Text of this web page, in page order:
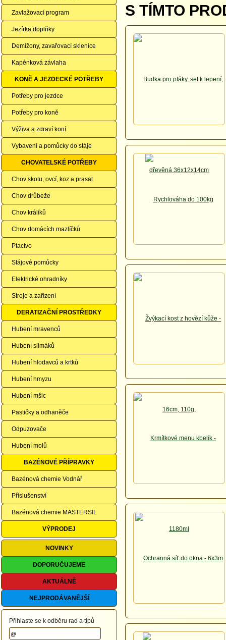
Zavlažovací program
Jezírka doplňky
Demižony, zavařovací sklenice
Kapénková závlaha
KONĚ A JEZDECKÉ POTŘEBY
Potřeby pro jezdce
Potřeby pro koně
Výživa a zdraví koní
Vybavení a pomůcky do stáje
CHOVATELSKÉ POTŘEBY
Chov skotu, ovcí, koz a prasat
Chov drůbeže
Chov králíků
Chov domácích mazlíčků
Ptactvo
Stájové pomůcky
Elektrické ohradníky
Stroje a zařízení
DERATIZAČNÍ PROSTŘEDKY
Hubení mravenců
Hubení slimáků
Hubení hlodavců a krtků
Hubení hmyzu
Hubení mšic
Pastičky a odhaněče
Odpuzovače
Hubení molů
BAZÉNOVÉ PŘÍPRAVKY
Bazénová chemie Vodnář
Příslušenství
Bazénová chemie MASTERSIL
VÝPRODEJ
NOVINKY
DOPORUČUJEME
AKTUÁLNĚ
NEJPRODÁVANĚJŠÍ
Přihlaste se k odběru rad a tipů
S TÍMTO